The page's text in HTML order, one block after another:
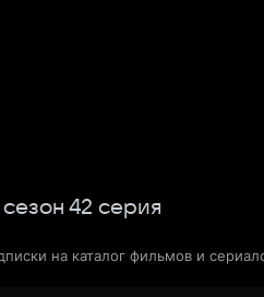
сезон 42 серия
на каталог фильмов и